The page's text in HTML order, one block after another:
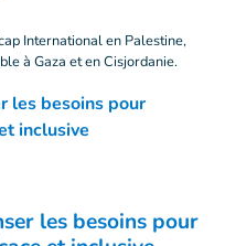
International en Palestine,
à Gaza et en Cisjordanie.
les besoins pour